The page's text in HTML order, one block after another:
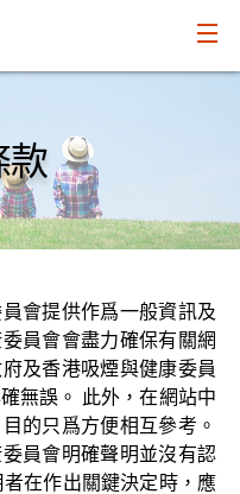
款
會提供作爲一般資訊及
員會會盡力確保有關網
及香港吸煙與健康委員
無誤。 此外，在網站中
的只爲方便相互參考。
員會明確聲明並沒有認
在作出關鍵決定時，應